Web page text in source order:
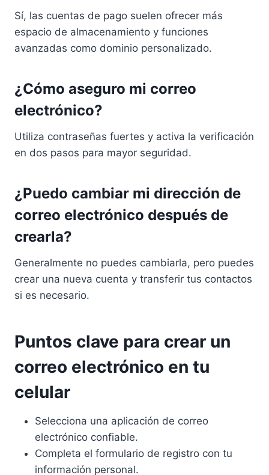
Sí, las cuentas de pago suelen ofrecer más
espacio de almacenamiento y funciones
avanzadas como dominio personalizado.
¿Cómo aseguro mi correo
electrónico?
Utiliza contraseñas fuertes y activa la verificación
en dos pasos para mayor seguridad.
¿Puedo cambiar mi dirección de
correo electrónico después de
crearla?
Generalmente no puedes cambiarla, pero puedes
crear una nueva cuenta y transferir tus contactos
si es necesario.
Puntos clave para crear un
correo electrónico en tu
celular
Selecciona una aplicación de correo
electrónico confiable.
Completa el formulario de registro con tu
información personal.